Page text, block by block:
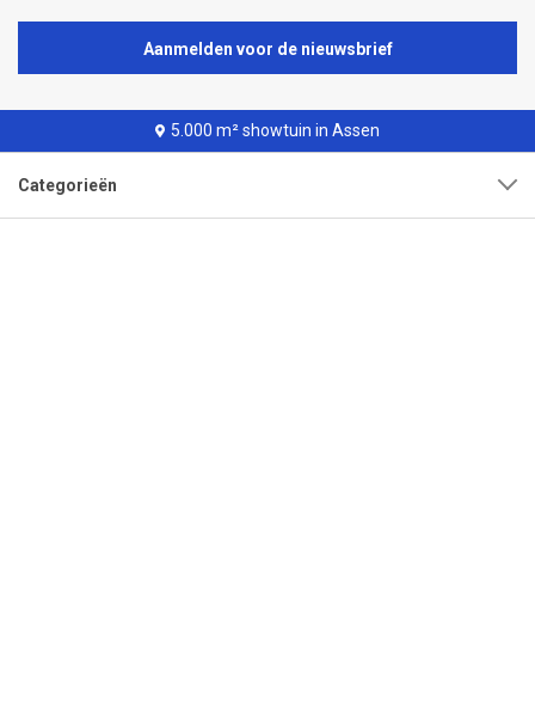
Aanmelden voor de nieuwsbrief
5.000 m² showtuin in Assen
Categorieën